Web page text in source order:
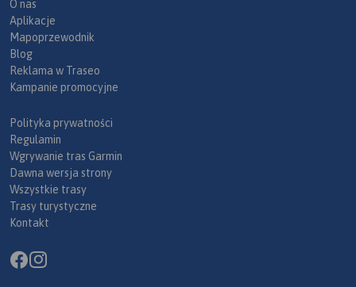
O nas
Aplikacje
Mapoprzewodnik
Blog
Reklama w Traseo
Kampanie promocyjne
Polityka prywatności
Regulamin
Wgrywanie tras Garmin
Dawna wersja strony
Wszystkie trasy
Trasy turystyczne
Kontakt